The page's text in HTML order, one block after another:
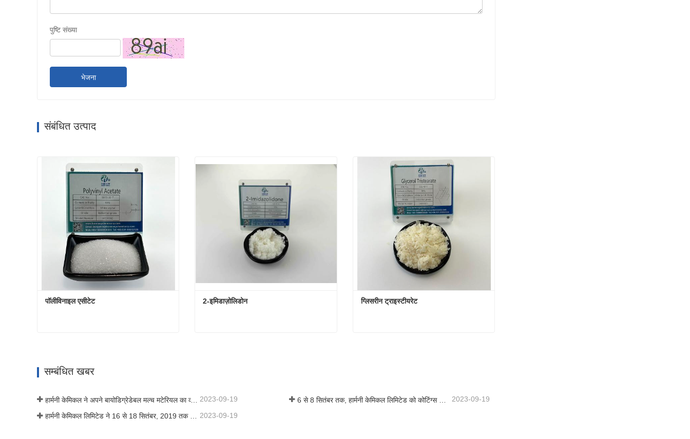
पुष्टि संख्या
भेजना
संबंधित उत्पाद
पॉलीविनाइल एसीटेट 2-इमिडाज़ोलिडोन ग्लिसरीन ट्राइस्टीयरेट
सम्बंधित खबर
हार्मनी केमिकल ने अपने बायोडिग्रेडेबल मल्च मटेरियल का व्यावसायीकरण किया, जिससे कृषि में हरित विकास को बढ़ावा मिला 2023-09-19 2023-09-19
2023-09-19